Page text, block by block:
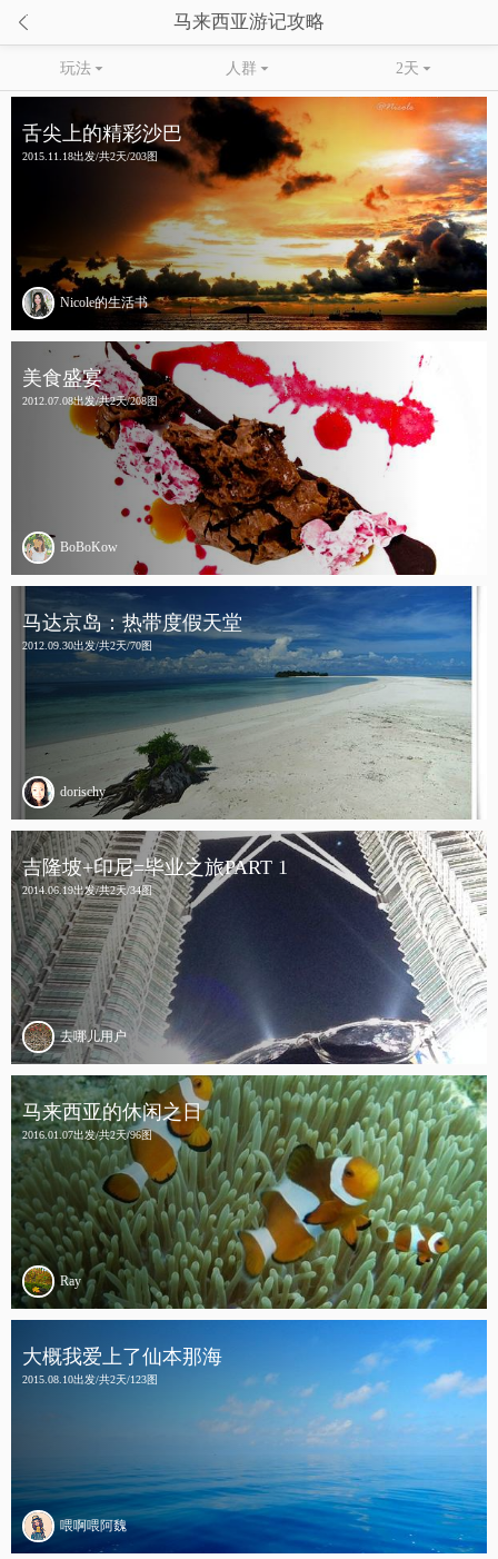
 马来西亚游记攻略
玩法 人群  2天 
舌尖上的精彩沙巴
2015.11.18出发/共2天/203图
Nicole的生活书
美食盛宴
2012.07.08出发/共2天/208图
BoBoKow
马达京岛：热带度假天堂
2012.09.30出发/共2天/70图
dorischy
吉隆坡+印尼=毕业之旅PART 1
2014.06.19出发/共2天/34图
去哪儿用户
马来西亚的休闲之日
2016.01.07出发/共2天/96图
Ray
大概我爱上了仙本那海
2015.08.10出发/共2天/123图
喂啊喂阿魏